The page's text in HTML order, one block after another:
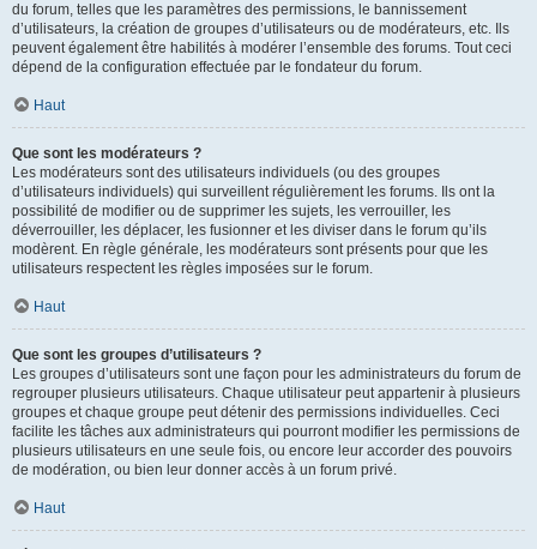
du forum, telles que les paramètres des permissions, le bannissement
d’utilisateurs, la création de groupes d’utilisateurs ou de modérateurs, etc. Ils
peuvent également être habilités à modérer l’ensemble des forums. Tout ceci
dépend de la configuration effectuée par le fondateur du forum.
Haut
Que sont les modérateurs ?
Les modérateurs sont des utilisateurs individuels (ou des groupes
d’utilisateurs individuels) qui surveillent régulièrement les forums. Ils ont la
possibilité de modifier ou de supprimer les sujets, les verrouiller, les
déverrouiller, les déplacer, les fusionner et les diviser dans le forum qu’ils
modèrent. En règle générale, les modérateurs sont présents pour que les
utilisateurs respectent les règles imposées sur le forum.
Haut
Que sont les groupes d’utilisateurs ?
Les groupes d’utilisateurs sont une façon pour les administrateurs du forum de
regrouper plusieurs utilisateurs. Chaque utilisateur peut appartenir à plusieurs
groupes et chaque groupe peut détenir des permissions individuelles. Ceci
facilite les tâches aux administrateurs qui pourront modifier les permissions de
plusieurs utilisateurs en une seule fois, ou encore leur accorder des pouvoirs
de modération, ou bien leur donner accès à un forum privé.
Haut